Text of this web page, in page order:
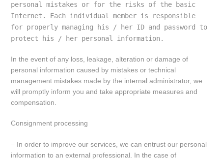
personal mistakes or for the risks of the basic
Internet. Each individual member is responsible
for properly managing his / her ID and password to
protect his / her personal information.
In the event of any loss, leakage, alteration or damage of
personal information caused by mistakes or technical
management mistakes made by the internal administrator, we
will promptly inform you and take appropriate measures and
compensation.
Consignment processing
– In order to improve our services, we can entrust our personal
information to an external professional. In the case of